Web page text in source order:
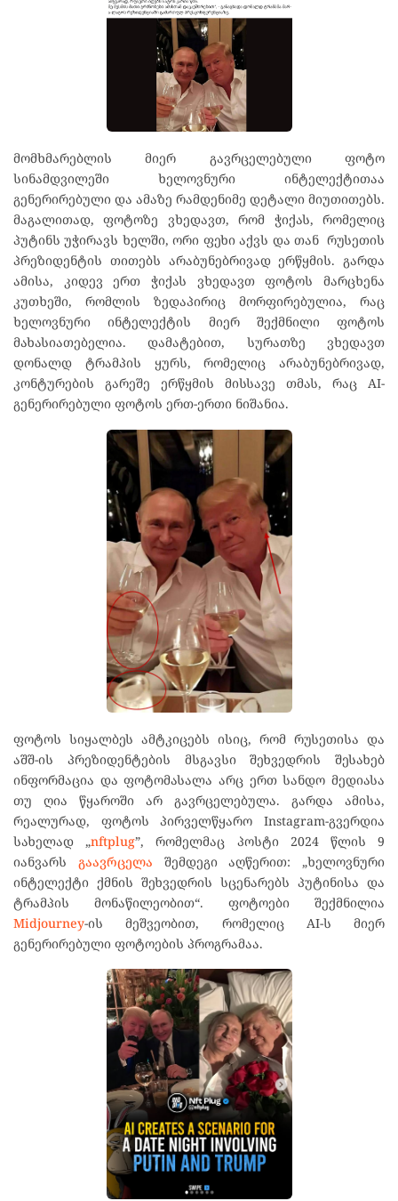
მომხმარებლის მიერ გავრცელებული ფოტო
სინამდვილეში ხელოვნური ინტელექტითაა
გენერირებული და ამაზე რამდენიმე დეტალი მიუთითებს.
მაგალითად, ფოტოზე ვხედავთ, რომ ჭიქას, რომელიც
პუტინს უჭირავს ხელში, ორი ფეხი აქვს და თან რუსეთის
პრეზიდენტის თითებს არაბუნებრივად ერწყმის. გარდა
ამისა, კიდევ ერთ ჭიქას ვხედავთ ფოტოს მარცხენა
კუთხეში, რომლის ზედაპირიც მორფირებულია, რაც
ხელოვნური ინტელექტის მიერ შექმნილი ფოტოს
მახასიათებელია. დამატებით, სურათზე ვხედავთ
დონალდ ტრამპის ყურს, რომელიც არაბუნებრივად,
კონტურების გარეშე ერწყმის მისსავე თმას, რაც AI-
გენერირებული ფოტოს ერთ-ერთი ნიშანია.
ფოტოს სიყალბეს ამტკიცებს ისიც, რომ რუსეთისა და
აშშ-ის პრეზიდენტების მსგავსი შეხვედრის შესახებ
ინფორმაცია და ფოტომასალა არც ერთ სანდო მედიასა
თუ ღია წყაროში არ გავრცელებულა. გარდა ამისა,
რეალურად, ფოტოს პირველწყარო Instagram-გვერდია
სახელად „nftplug”, რომელმაც პოსტი 2024 წლის 9
იანვარს გაავრცელა შემდეგი აღწერით: „ხელოვნური
ინტელექტი ქმნის შეხვედრის სცენარებს პუტინისა და
ტრამპის მონაწილეობით“. ფოტოები შექმნილია
Midjourney-ის მეშვეობით, რომელიც AI-ს მიერ
გენერირებული ფოტოების პროგრამაა.